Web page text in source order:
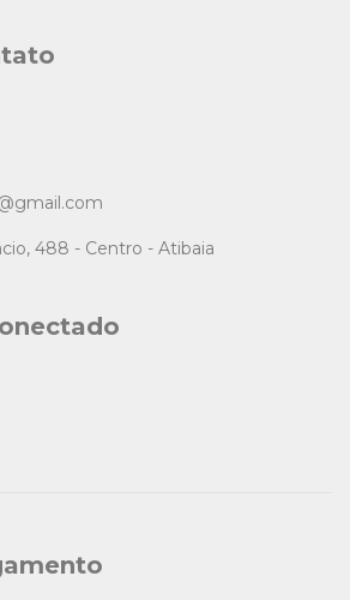
488 - Centro - Atibaia